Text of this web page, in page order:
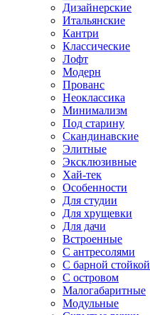
Дизайнерские
Итальянские
Кантри
Классические
Лофт
Модерн
Прованс
Неоклассика
Минимализм
Под старину
Скандинавские
Элитные
Эксклюзивные
Хай-тек
Особенности
Для студии
Для хрущевки
Для дачи
Встроенные
С антресолями
С барной стойкой
С островом
Малогабаритные
Модульные